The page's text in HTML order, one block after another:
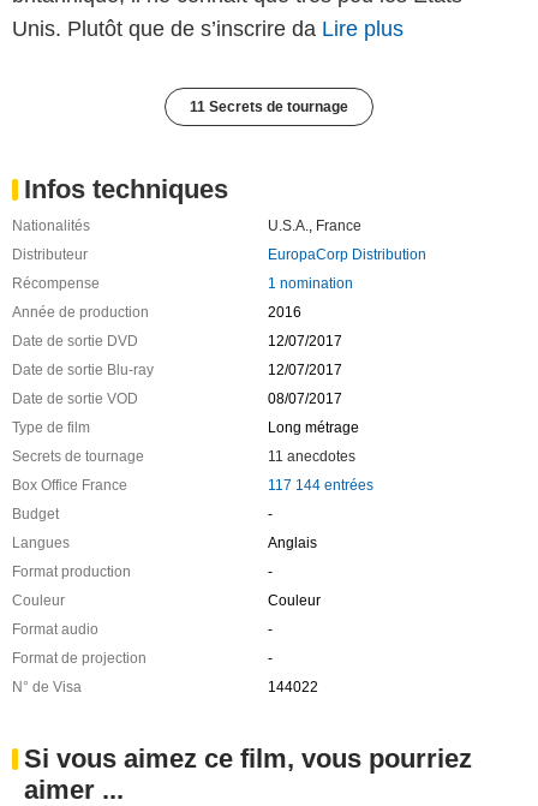
Unis. Plutôt que de s’inscrire da Lire plus
11 Secrets de tournage
Infos techniques
Nationalités U.S.A.
France
Distributeur
EuropaCorp Distribution
Récompense
1 nomination
Année de production
2016
Date de sortie DVD
12/07/2017
Date de sortie Blu-ray
12/07/2017
Date de sortie VOD
08/07/2017
Type de film
Long métrage
Secrets de tournage
11 anecdotes
Box Office France
117 144 entrées
Budget
-
Langues
Anglais
Format production
-
Couleur
Couleur
Format audio
-
Format de projection
-
N° de Visa
144022
Si vous aimez ce film, vous pourriez
aimer ...